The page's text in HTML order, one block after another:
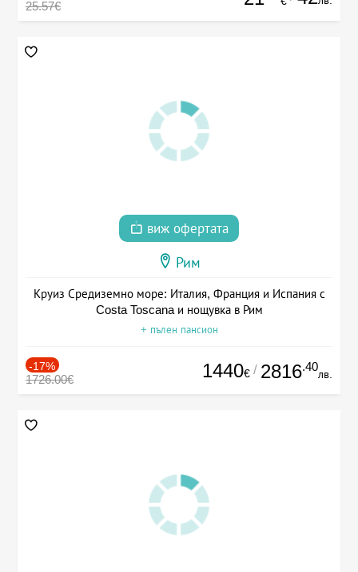
25.57€
виж офертата
Рим
Круиз Средиземно море: Италия, Франция и Испания с
Costa Toscana и нощувка в Рим
+ пълен пансион
-17%
1726.00€ 1440€ / 2816.40
лв.